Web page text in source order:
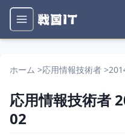
ホーム >応用情報技術者 >
応用情報技術者
02